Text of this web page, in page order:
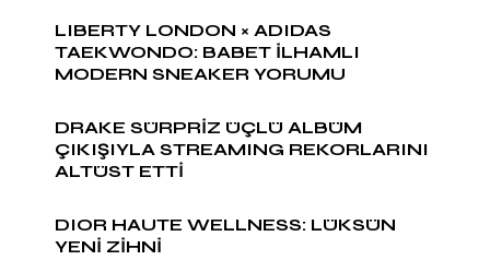
LIBERTY LONDON × ADIDAS
TAEKWONDO: BABET İLHAMLI
MODERN SNEAKER YORUMU
DRAKE SÜRPRİZ ÜÇLÜ ALBÜM
ÇIKIŞIYLA STREAMING REKORLARINI
ALTÜST ETTİ
DIOR HAUTE WELLNESS: LÜKSÜN
YENİ ZİHNİ